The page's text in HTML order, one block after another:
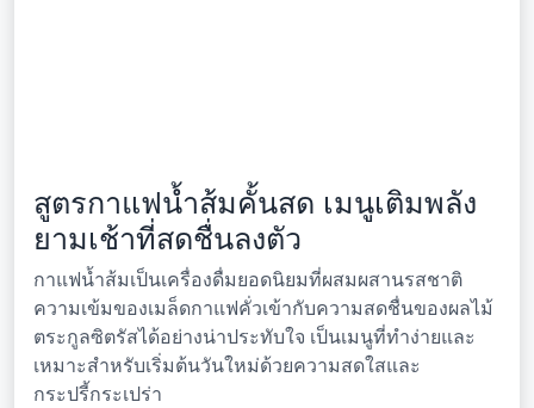
สูตรกาแฟน้ำส้มคั้นสด เมนูเติมพลัง
ยามเช้าที่สดชื่นลงตัว
กาแฟน้ำส้มเป็นเครื่องดื่มยอดนิยมที่ผสมผสานรสชาติ
ความเข้มของเมล็ดกาแฟคั่วเข้ากับความสดชื่นของผลไม้
ตระกูลซิตรัสได้อย่างน่าประทับใจ เป็นเมนูที่ทำง่ายและ
เหมาะสำหรับเริ่มต้นวันใหม่ด้วยความสดใสและ
กระปรี้กระเปร่า